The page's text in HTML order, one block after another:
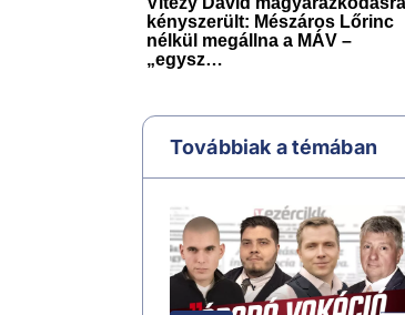
Továbbiak a témában